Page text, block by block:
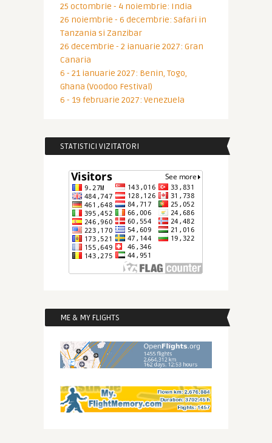
25 octombrie - 4 noiembrie: India
26 noiembrie - 6 decembrie: Safari in
Tanzania si Zanzibar
26 decembrie - 2 ianuarie 2027: Gran
Canaria
6 - 21 ianuarie 2027: Benin, Togo,
Ghana (Voodoo Festival)
6 - 19 februarie 2027: Venezuela
STATISTICI VIZITATORI
ME & MY FLIGHTS